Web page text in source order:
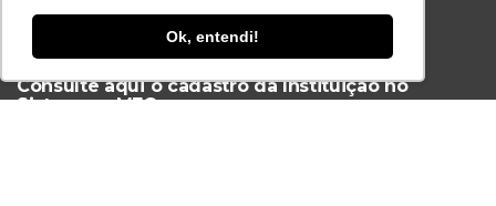
Ok, entendi!
Ferramenta Antifraude
Consulte aqui o cadastro da Instituição no
Sistema e-MEC